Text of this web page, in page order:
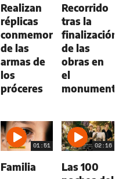
Realizan
réplicas
conmemorativas
de las
armas de
los
próceres
Recorrido
tras la
finalización
de las
obras en
el
monumento
01:51
Familia
02:16
Las 100